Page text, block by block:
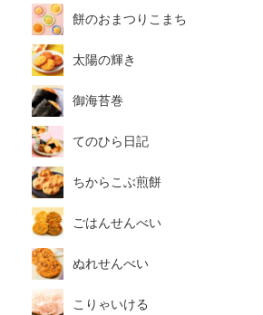
餅のおまつりこまち
太陽の輝き
御海苔巻
てのひら日記
ちからこぶ煎餅
ごはんせんべい
ぬれせんべい
こりゃいける